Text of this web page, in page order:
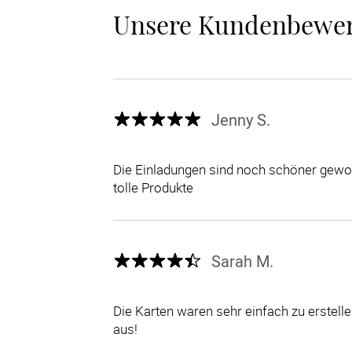
Unsere
Jenny S.
Die Einladungen sind noch schöner
tolle Produkte
Sarah M.
Die Karten waren sehr einfach zu
aus!